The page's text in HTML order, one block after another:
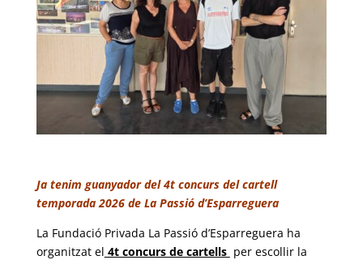
Ja tenim guanyador del 4t concurs del cartell
temporada 2026 de La Passió d’Esparreguera
La Fundació Privada La Passió d’Esparreguera ha
organitzat el 4t concurs de cartells per escollir la